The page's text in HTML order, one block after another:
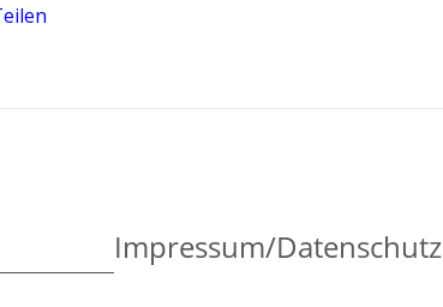
Impressum/Datenschutz